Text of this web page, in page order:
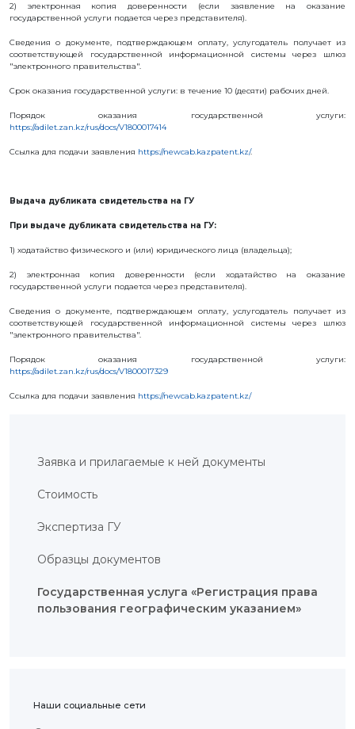
«ИНТЕЛЛЕКТУАЛЬНАЯ
СОБСТВЕННОСТЬ
ГОСУДАРСТВЕННЫЕ
УСЛУГИ
ГОСУДАРСТВЕННЫЕ
ПРОТИВОДЕЙСТВИЕ
ФОРУМ
КОНТАКТЫ
ИС
ПОЛЕЗНЫЕ
ПРОМЫШЛЕННЫЕ
ОБРАЗЦЫ
СЕЛЕКЦИОННЫЕ
ДОСТИЖЕНИЯ
ТОВАРНЫЕ
НАИМЕНОВАНИЯ
МЕСТ
АВТОРСКИЕ
ДИРЕКТОРА
КАРТА
КАРТА
2) электронная копия доверенности (если заявление на оказание
государственной услуги подается через представителя).
Сведения о документе, подтверждающем оплату, услугодатель получает из
соответствующей государственной информационной системы через шлюз
"электронного правительства".
Срок оказания государственной услуги: в течение 10 (десяти) рабочих дней.
Порядок оказания государственной услуги:
https://adilet.zan.kz/rus/docs/V1800017414
Ссылка для подачи заявления https://newcab.kazpatent.kz/.
Выдача дубликата свидетельства на ГУ
При выдаче дубликата свидетельства на ГУ:
1) ходатайство физического и (или) юридического лица (владельца);
2) электронная копия доверенности (если ходатайство на оказание
государственной услуги подается через представителя).
Сведения о документе, подтверждающем оплату, услугодатель получает из
соответствующей государственной информационной системы через шлюз
"электронного правительства".
Порядок оказания государственной услуги:
https://adilet.zan.kz/rus/docs/V1800017329
Ссылка для подачи заявления https://newcab.kazpatent.kz/
Заявка и прилагаемые к ней документы
Стоимость
Экспертиза ГУ
Образцы документов
Государственная услуга «Регистрация права
пользования географическим указанием»
Наши социальные сети